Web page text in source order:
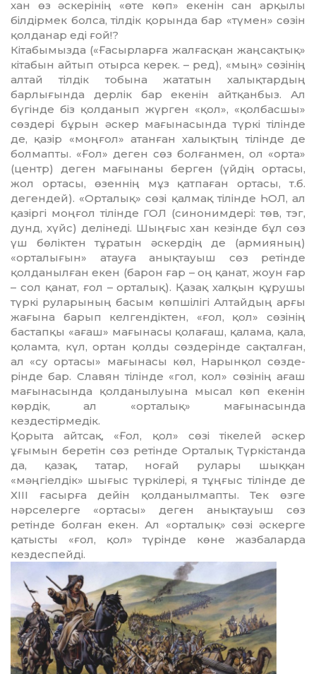
хан өз әскерінің «өте көп» екенін сан арқылы
білдірмек болса, тілдік қорында бар «түмен» сөзін
қолданар еді ғой!?
Кітабымызда («Ғасырларға жалғасқан жаңсақтық»
кітабын айтып отырса керек. – ред), «мың» сөзінің
алтай тілдік тобына жататын халықтардың
барлығында дерлік бар екенін айтқанбыз. Ал
бүгінде біз қолданып жүрген «қол», «қолбасшы»
сөздері бұрын әскер мағынасында түркі тілінде
де, қазір «моңғол» атанған халықтың тілінде де
болмапты. «Ғол» деген сөз болғанмен, ол «орта»
(центр) деген мағынаны берген (үйдің ортасы,
жол ортасы, өзеннің мұз қатпаған ортасы, т.б.
дегендей). «Орталық» сөзі қалмақ тілінде ҺОЛ, ал
қазіргі моңғол тілінде ГОЛ (синонимдері: төв, тэг,
дунд, хүйс) делінеді. Шыңғыс хан кезінде бұл сөз
үш бөліктен тұратын әскердің де (армияның)
«орталығын» атауға анықтауыш сөз ретінде
қолданылған екен (барон ғар – оң қанат, жоун ғар
– сол қанат, ғол – орталық). Қазақ халқын құрушы
түркі руларының басым көпшілігі Алтайдың арғы
жағына барып келгендіктен, «ғол, қол» сөзінің
бастапқы «ағаш» мағынасы қолағаш, қалама, қала,
қоламта, күл, ортан қолды сөздерінде сақталған,
ал «су ортасы» мағынасы көл, Нарынқол сөзде­
рінде бар. Славян тілінде «гол, кол» сөзі­нің ағаш
мағынасында қолданылуына мысал көп екенін
көрдік, ал «орталық» мағынасында
кездестірмедік.
Қорыта айтсақ, «Ғол, қол» сөзі тікелей әскер
ұғымын беретін сөз ретінде Орталық Түркістанда
да, қазақ, татар, ноғай рулары шыққан
«мәңгіелдік» шығыс түркілері, я тұңғыс тілінде де
ХІІІ ғасырға дейін қолданылмапты. Тек өзге
нәрселерге «ортасы» деген анықтауыш сөз
ретінде болған екен. Ал «орталық» сөзі әскерге
қатысты «ғол, қол» түрінде көне жазбаларда
кездеспейді.